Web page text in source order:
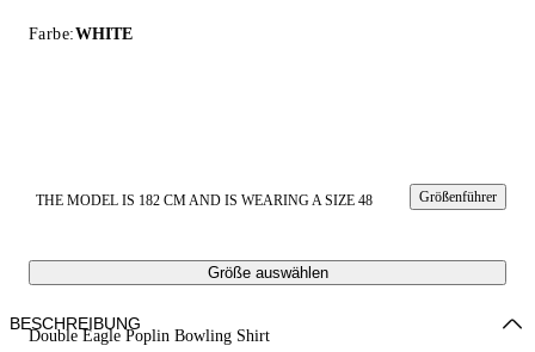
Farbe:WHITE
THE MODEL IS 182 CM AND IS WEARING A SIZE 48 Größenführer
Größe auswählen
Double Eagle Poplin Bowling Shirt
BESCHREIBUNG